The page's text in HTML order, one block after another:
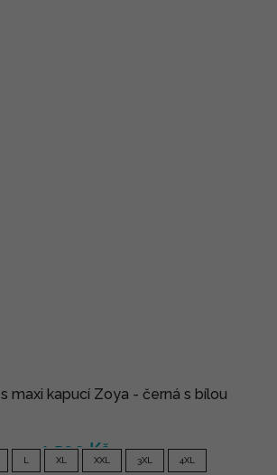
maxi kapucí Zoya - černá s bílou
1 590 Kč
L XL XXL 3XL 4XL